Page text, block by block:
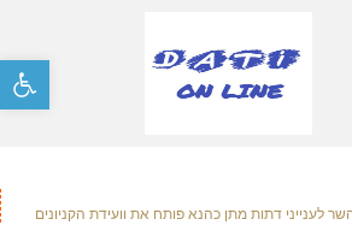
פתח
לענייני דתות מתן כהנא פותח את וועידת הקניונים